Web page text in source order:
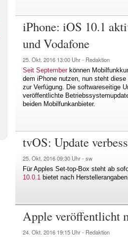
iPhone: iOS 10.1
und Vodafone
25. Okt. 2016 13:00 Uhr - Redaktion
Seit Septemberkönnen
dem iPhone nutzen, nun steht
zur Verfügung. Die softwareseitige
veröffentlichte
beiden Mobilfunkanbieter.
tvOS: Update
25. Okt. 201609:30 Uhr - sw
Für Apples Set-top-Box steht ab
10.0.1 bietet nach
Apple veröffentlicht
24. Okt. 2016 19:15 Uhr - Redaktion